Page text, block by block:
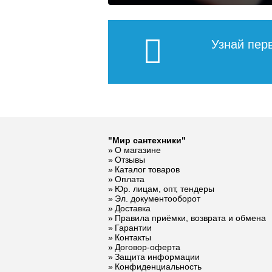
Держатель для
(без кольца) пара
Подробнее
1 дюйм
водяной Terminus
«Хендрикс» П8
500х800
22 610
Подробнее
Узнай
"Мир сантехники"
О магазине
Отзывы
Каталог товаров
Оплата
Юр. лицам, опт, тендеры
Эл. документооборот
Доставка
Правила приёмки, возврата и обмена
Гарантии
Контакты
Договор-оферта
Защита информации
Конфиденциальность